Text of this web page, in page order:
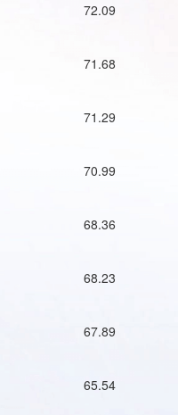
72.09
71.68
71.29
70.99
68.36
68.23
67.89
65.54